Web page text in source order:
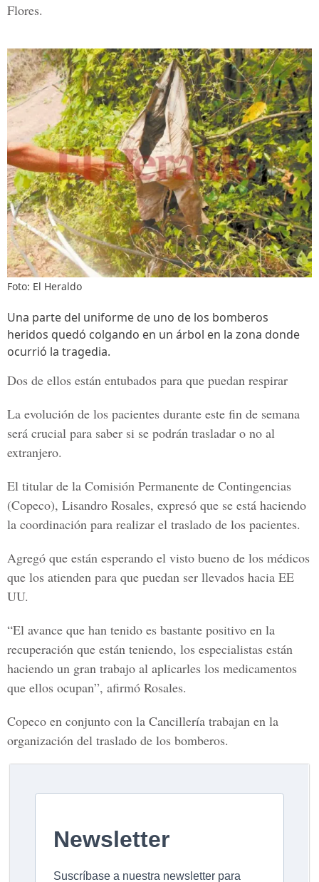
Flores.
Foto: El Heraldo
Una parte del uniforme de uno de los bomberos
heridos quedó colgando en un árbol en la zona donde
ocurrió la tragedia.
Dos de ellos están entubados para que puedan respirar
La evolución de los pacientes durante este fin de semana
será crucial para saber si se podrán trasladar o no al
extranjero.
El titular de la Comisión Permanente de Contingencias
(Copeco), Lisandro Rosales, expresó que se está haciendo
la coordinación para realizar el traslado de los pacientes.
Agregó que están esperando el visto bueno de los médicos
que los atienden para que puedan ser llevados hacia EE
UU.
“El avance que han tenido es bastante positivo en la
recuperación que están teniendo, los especialistas están
haciendo un gran trabajo al aplicarles los medicamentos
que ellos ocupan”, afirmó Rosales.
Copeco en conjunto con la Cancillería trabajan en la
organización del traslado de los bomberos.